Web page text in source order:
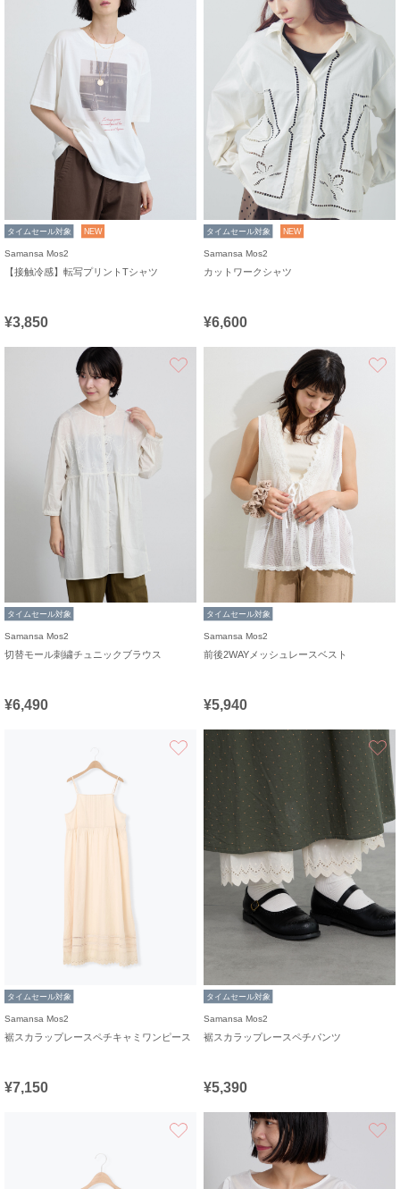
タイムセール対象 NEW
Samansa Mos2
【接触冷感】転写プリントTシャツ
¥3,850
タイムセール対象 NEW
Samansa Mos2
カットワークシャツ
¥6,600
タイムセール対象
Samansa Mos2
切替モール刺繍チュニックブラウス
¥6,490
タイムセール対象
Samansa Mos2
前後2WAYメッシュレースベスト
¥5,940
お気に入り
タイムセール対象
Samansa Mos2
裾スカラップレースペチキャミワンピース
¥7,150
タイムセール対象
Samansa Mos2
裾スカラップレースペチパンツ
¥5,390
お気に入り